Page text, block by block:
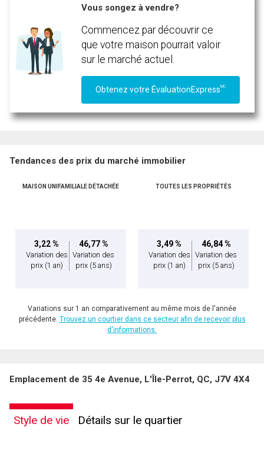
Vous songez à vendre?
Commencez par découvrir ce
que votre maison pourrait valoir
sur le marché actuel.
Obtenez votre ÉvaluationExpressMC
Tendances des prix du marché immobilier
MAISON UNIFAMILIALE DÉTACHÉE
3,22 %
Variation des
prix (1 an)
46,77 %
Variation des
prix (5 ans)
TOUTES LES PROPRIÉTÉS
3,49 %
Variation des
prix (1 an)
46,84 %
Variation des
prix (5 ans)
Variations sur 1 an comparativement au même mois de l'année
précédente. Trouvez un courtier dans ce secteur afin de recevoir plus
d'informations.
Emplacement de 35 4e Avenue, L'Île-Perrot, QC, J7V 4X4
Style de vie Détails sur le quartier